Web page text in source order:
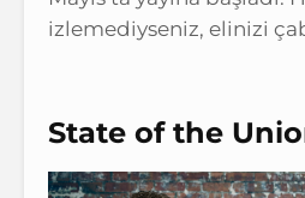
izlemediyseniz, elinizi
State of the